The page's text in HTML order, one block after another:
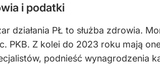
i podatki
działania PŁ to służba zdrowia.
PKB. Z kolei do 2023 roku mają
podnieść wynagrodzenia